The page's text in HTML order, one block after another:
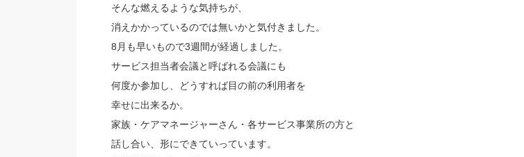
そんな燃えるような気持ちが、
消えかかっているのでは無いかと気付きました。
8月も早いもので3週間が経過しました。
サービス担当者会議と呼ばれる会議にも
何度か参加し、どうすれば目の前の利用者を
幸せに出来るか。
家族・ケアマネージャーさん・各サービス事業所の方と
話し合い、形にできていっています。